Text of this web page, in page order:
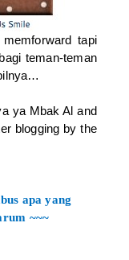
tapi
teman-teman
ya Mbak Al and
blogging by the
apa yang
~~~